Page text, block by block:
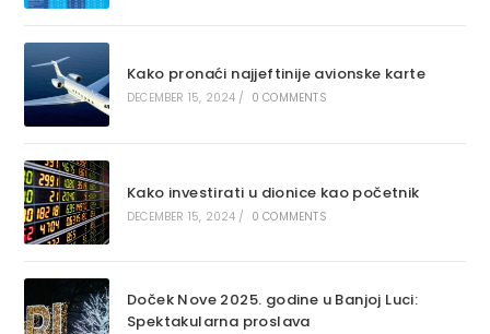
Kako pronaći najjeftinije avionske karte
DECEMBER 15, 2024 / 0 COMMENTS
Kako investirati u dionice kao početnik
DECEMBER 15, 2024 / 0 COMMENTS
Doček Nove 2025. godine u Banjoj Luci:
Spektakularna proslava